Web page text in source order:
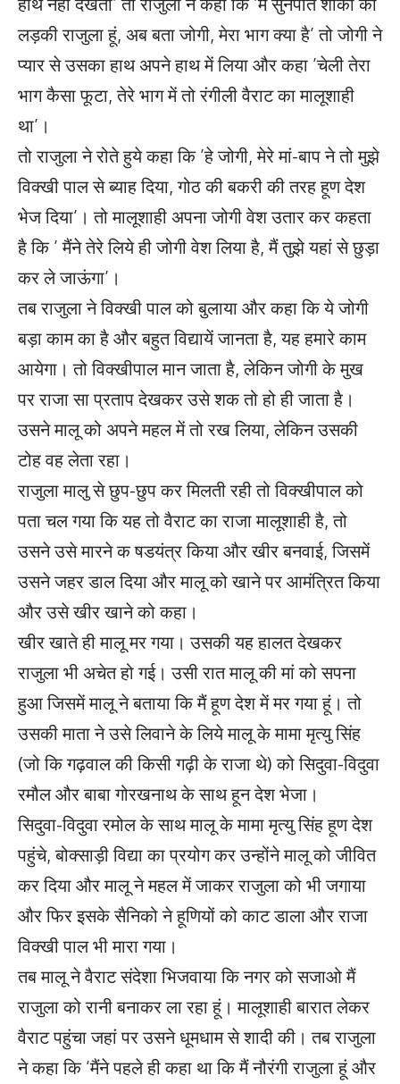
लड़की राजुला हूं, अब बता जोगी, मेरा भाग क्या है’ तो जोगी ने
प्यार से उसका हाथ अपने हाथ में लिया और कहा ’चेली तेरा
भाग कैसा फूटा, तेरे भाग में तो रंगीली वैराट का मालूशाही
था’।
तो राजुला ने रोते हुये कहा कि ’हे जोगी, मेरे मां-बाप ने तो मुझे
विक्खी पाल से ब्याह दिया, गोठ की बकरी की तरह हूण देश
भेज दिया’। तो मालूशाही अपना जोगी वेश उतार कर कहता
है कि ’ मैंने तेरे लिये ही जोगी वेश लिया है, मैं तुझे यहां से छुड़ा
कर ले जाऊंगा’।
तब राजुला ने विक्खी पाल को बुलाया और कहा कि ये जोगी
बड़ा काम का है और बहुत विद्यायें जानता है, यह हमारे काम
आयेगा। तो विक्खीपाल मान जाता है, लेकिन जोगी के मुख
पर राजा सा प्रताप देखकर उसे शक तो हो ही जाता है।
उसने मालू को अपने महल में तो रख लिया, लेकिन उसकी
टोह वह लेता रहा।
राजुला मालु से छुप-छुप कर मिलती रही तो विक्खीपाल को
पता चल गया कि यह तो वैराट का राजा मालूशाही है, तो
उसने उसे मारने क षडयंत्र किया और खीर बनवाई, जिसमें
उसने जहर डाल दिया और मालू को खाने पर आमंत्रित किया
और उसे खीर खाने को कहा।
खीर खाते ही मालू मर गया। उसकी यह हालत देखकर
राजुला भी अचेत हो गई। उसी रात मालू की मां को सपना
हुआ जिसमें मालू ने बताया कि मैं हूण देश में मर गया हूं। तो
उसकी माता ने उसे लिवाने के लिये मालू के मामा मृत्यु सिंह
(जो कि गढ़वाल की किसी गढ़ी के राजा थे) को सिदुवा-विदुवा
रमौल और बाबा गोरखनाथ के साथ हून देश भेजा।
सिदुवा-विदुवा रमोल के साथ मालू के मामा मृत्यु सिंह हूण देश
पहुंचे, बोक्साड़ी विद्या का प्रयोग कर उन्होंने मालू को जीवित
कर दिया और मालू ने महल में जाकर राजुला को भी जगाया
और फिर इसके सैनिको ने हूणियों को काट डाला और राजा
विक्खी पाल भी मारा गया।
तब मालू ने वैराट संदेशा भिजवाया कि नगर को सजाओ मैं
राजुला को रानी बनाकर ला रहा हूं। मालूशाही बारात लेकर
वैराट पहुंचा जहां पर उसने धूमधाम से शादी की। तब राजुला
ने कहा कि ’मैंने पहले ही कहा था कि मैं नौरंगी राजुला हूं और